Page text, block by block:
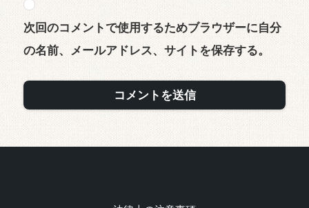
次回のコメントで使用するためブラウザーに自分
の名前、メールアドレス、サイトを保存する。